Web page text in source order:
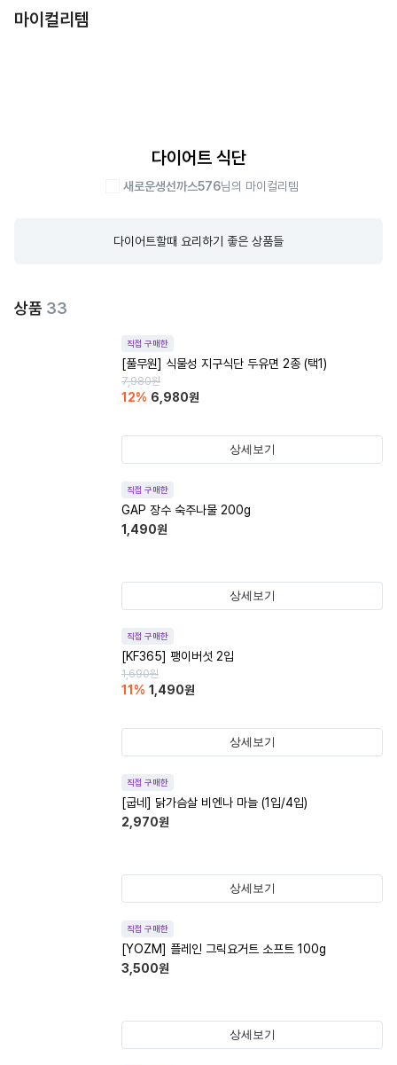
마이컬리템
다이어트 식단
새로운생선까스576님의 마이컬리템
다이어트할때 요리하기 좋은 상품들
상품 33
직접 구매한
[풀무원] 식물성 지구식단 두유면 2종 (택1)
7,980원
12% 6,980원
상세보기
직접 구매한
GAP 장수 숙주나물 200g
1,490원
상세보기
직접 구매한
[KF365] 팽이버섯 2입
1,690원
11 % 1,490원
상세보기
직접 구매한
[굽네] 닭가슴살 비엔나 마늘 (1입/4입)
2,970원
상세보기
직접 구매한
[YOZM] 플레인 그릭요거트 소프트 100g
3,500원
상세보기